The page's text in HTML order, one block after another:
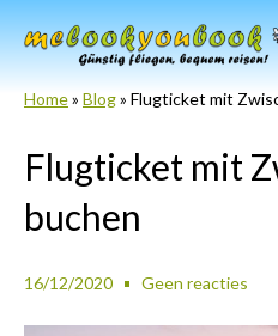
Zum
Inhalt
springen
Home» Blog» Flugticket mit
Flugticket mit
buchen
16/12/2020 Geen reacties